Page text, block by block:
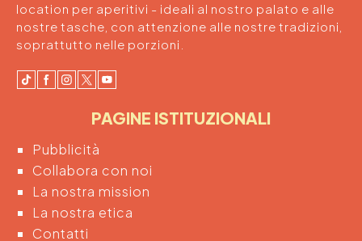
location per aperitivi - ideali al nostro palato e alle
nostre tasche, con attenzione alle nostre tradizioni,
soprattutto nelle porzioni.
PAGINE ISTITUZIONALI
Pubblicità
Collabora con noi
La nostra mission
La nostra etica
Contatti